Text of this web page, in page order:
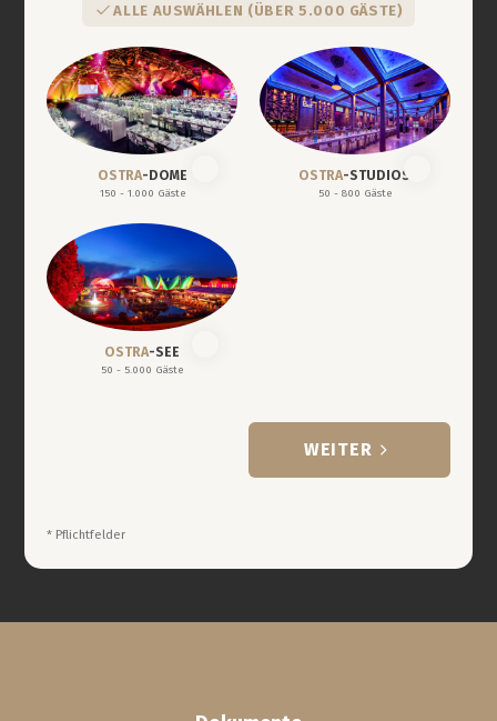
ALLE AUSWÄHLEN (ÜBER 5.000 GÄSTE)
OSTRA-DOME
150 - 1.000 Gäste
OSTRA-STUDIOS
50 - 800 Gäste
OSTRA-SEE
50 - 5.000 Gäste
WEITER
* Pflichtfelder